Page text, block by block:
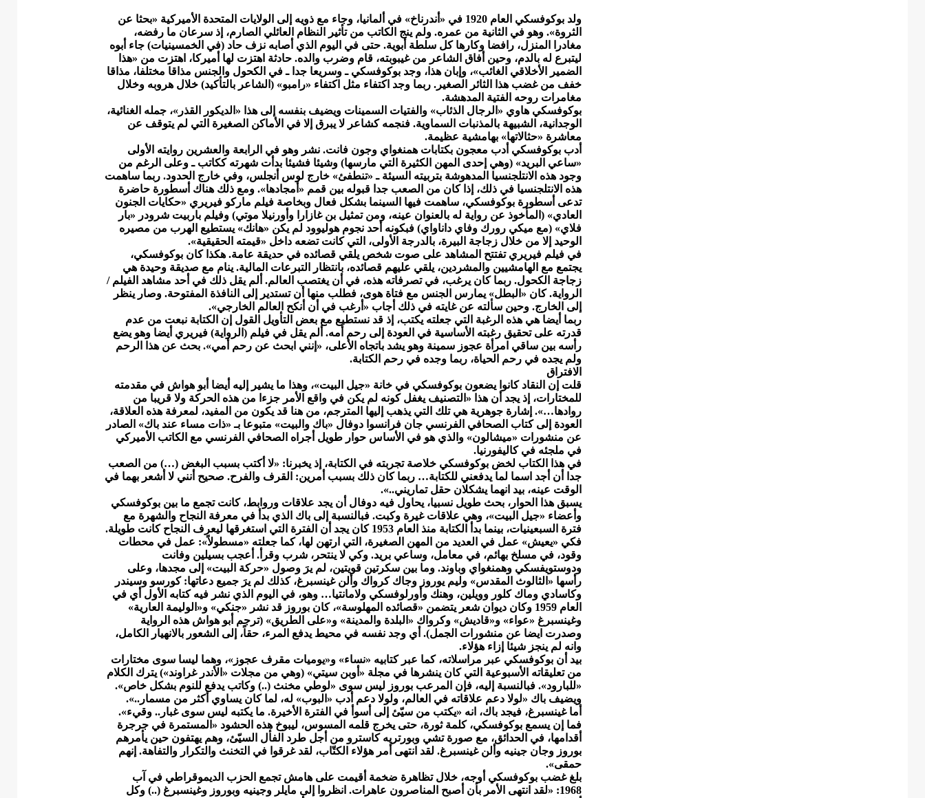
ولد بوكوفسكي العام 1920 في «أندرناخ» في ألمانيا، وجاء مع ذويه إلى الولايات المتحدة الأميركية «بحثا عن
الثروة». وهو في الثانية من عمره. ولم ينج الكاتب من تأثير النظام العائلي الصارم، إذ سرعان ما رفضه،
مغادرا المنزل، رافضا وكارها كل سلطة أبوية. حتى في اليوم الذي أصابه نزف حاد (في الخمسينيات) جاء أبوه
ليتبرع له بالدم، وحين أفاق الشاعر من غيبوبته، قام وضرب والده. حادثة اهتزت لها أميركا، اهتزت من «هذا
الضمير الأخلاقي الغائب»، وإبان هذا، وجد بوكوفسكي ـ وسريعا جدا ـ في الكحول والجنس مذاقا مختلفا، مذاقا
خفف من غضب هذا الثائر الصغير. ربما وجد اكتفاء مثل اكتفاء «رامبو» (الشاعر بالتأكيد) خلال هروبه وخلال
مغامرات روحه الفتية المدهشة.
بوكوفسكي هاوي «الرجال الذئاب» والفتيات السمينات ويضيف بنفسه إلى هذا «الديكور القذر»، جمله الغنائية،
الوجدانية، الشبيهة بالمذنبات السماوية. فنجمه كشاعر لا يبرق إلا في الأماكن الصغيرة التي لم يتوقف عن
معاشرة «حثالاتها» بهامشية عظيمة.
أدب بوكوفسكي أدب معجون بكتابات همنغواي وجون فانت. نشر وهو في الرابعة والعشرين روايته الأولى
«ساعي البريد» (وهي إحدى المهن الكثيرة التي مارسها) وشيئا فشيئا بدأت شهرته ككاتب ـ وعلى الرغم من
وجود هذه الانتلجنسيا المدهوشة بتربيته السيئة ـ «تنطفئ» خارج لوس أنجلس، وفي خارج الحدود. ربما ساهمت
هذه الانتلجنسيا في ذلك، إذا كان من الصعب جدا قبوله بين قمم «أمجادها». ومع ذلك هناك أسطورة حاضرة
تدعى أسطورة بوكوفسكي، ساهمت فيها السينما بشكل فعال وبخاصة فيلم ماركو فيريري «حكايات الجنون
العادي» (المأخوذ عن رواية له بالعنوان عينه، ومن تمثيل بن غازارا وأورنيلا موتي) وفيلم باربيت شرودر «بار
فلاي» (مع ميكي رورك وفاي داناواي) فبكونه أحد نجوم هوليوود لم يكن «هانك» يستطيع الهرب من مصيره
الوحيد إلا من خلال زجاجة البيرة، بالدرجة الأولى، التي كانت تضعه داخل «قيمته الحقيقية».
في فيلم فيريري تفتتح المشاهد على صوت شخص يلقي قصائده في حديقة عامة. هكذا كان بوكوفسكي،
يجتمع مع الهامشيين والمشردين، يلقي عليهم قصائده، بانتظار التبرعات المالية. ينام مع صديقة وحيدة هي
زجاجة الكحول. ربما كان يرغب، في تصرفاته هذه، في أن يغتصب العالم. ألم يقل ذلك في أحد مشاهد الفيلم /
الرواية. كان «البطل» يمارس الجنس مع فتاة هوى، فطلب منها أن تستدير إلى النافذة المفتوحة. وصار ينظر
إلى الخارج. وحين سألته عن غايته في ذلك أجاب «أرغب في أن أنكح العالم الخارجي».
ربما أيضا هي هذه الرغبة التي جعلته يكتب، إذ قد نستطيع مع بعض التأويل القول إن الكتابة نبعت من عدم
قدرته على تحقيق رغبته الأساسية في العودة إلى رحم أمه. ألم يقل في فيلم (الرواية) فيريري أيضا وهو يضع
رأسه بين ساقي امرأة عجوز سمينة وهو يشد باتجاه الأعلى، «إنني ابحث عن رحم أمي». بحث عن هذا الرحم
ولم يجده في رحم الحياة، ربما وجده في رحم الكتابة.
الافتراق
قلت إن النقاد كانوا يضعون بوكوفسكي في خانة «جيل البيت»، وهذا ما يشير إليه أيضا أبو هواش في مقدمته
للمختارات، إذ يجد أن هذا «التصنيف يغفل كونه لم يكن في واقع الأمر جزءا من هذه الحركة ولا قريبا من
روادها…». إشارة جوهرية هي تلك التي يذهب إليها المترجم، من هنا قد يكون من المفيد، لمعرفة هذه العلاقة،
العودة إلى كتاب الصحافي الفرنسي جان فرانسوا دوفال «باك والبيت» متبوعا بـ «ذات مساء عند باك» الصادر
عن منشورات «ميشالون» والذي هو في الأساس حوار طويل أجراه الصحافي الفرنسي مع الكاتب الأميركي
في ملجئه في كاليفورنيا.
في هذا الكتاب لخض بوكوفسكي خلاصة تجربته في الكتابة، إذ يخبرنا: «لا أكتب بسبب البغض (…) من الصعب
جدا أن أجد اسما لما يدفعني للكتابة… ربما كان ذلك بسبب أمرين: القرف والفرح. صحيح أنني لا أشعر بهما في
الوقت عينه، بيد انهما يشكلان حقل تماريني..».
يسبق هذا الحوار، بحث طويل نسبيا، يحاول فيه دوفال أن يجد علاقات وروابط، كانت تجمع ما بين بوكوفسكي
وأعضاء «جيل البيت»، وهي علاقات غيرة وكبت. فبالنسبة إلى باك الذي بدأ في معرفة النجاح والشهرة مع
فترة السبعينيات، بينما بدأ الكتابة منذ العام 1953 كان يجد أن الفترة التي استغرقها ليعرف النجاح كانت طويلة.
فكي «يعيش» عمل في العديد من المهن الصغيرة، التي ارتهن لها، كما جعلته «مسطولاً»: عمل في محطات
وقود، في مسلخ بهائم، في معامل، وساعي بريد. وكي لا ينتحر، شرب وقرأ. أعجب بسيلين وفانت
ودوستويفسكي وهمنغواي وباوند. وما بين سكرتين قويتين، لم يرَ وصول «حركة البيت» إلى مجدها، وعلى
رأسها «الثالوث المقدس» وليم يوروز وجاك كرواك وألن غينسبرغ، كذلك لم يرَ جميع دعاتها: كورسو وسيندر
وكاسادي وماك كلور وويلين، وهنك وأورلوفسكي ولامانتيا… وهو، في اليوم الذي نشر فيه كتابه الأول أي في
العام 1959 وكان ديوان شعر يتضمن «قصائده المهلوسة»، كان بوروز قد نشر «جنكي» و«الوليمة العارية»
وغينسبرغ «عواء» و«قاديش» وكرواك «البلدة والمدينة» و«على الطريق» (ترجم أبو هواش هذه الرواية
وصدرت ايضا عن منشورات الجمل). أي وجد نفسه في محيط يدفع المرء، حقاً، إلى الشعور بالانهيار الكامل،
وانه لم ينجز شيئا إزاء هؤلاء.
بيد أن بوكوفسكي عبر مراسلاته، كما عبر كتابيه «نساء» و«يوميات مقرف عجوز»، وهما ليسا سوى مختارات
من تعليقاته الأسبوعية التي كان ينشرها في مجلة «أوبن سيتي» (وهي من مجلات «الأندر غراوند») يترك الكلام
«للبارود». فبالنسبة إليه، فإن المرعب بوروز ليس سوى «لوطي مخنث (..) وكاتب يدفع للنوم بشكل خاص».
ويضيف باك «لولا دعم علاقاته في العالم، ولولا دعم أدب «البوب» له، لما كان يساوي أكثر من مسمار..».
أما غينسبرغ، فيجد باك، انه «يكتب من سيّئ إلى أسوأ في الفترة الأخيرة. ما يكتبه ليس سوى غبار.. وقيء».
فما إن يسمع بوكوفسكي، كلمة ثورة، حتى يخرج قلمه المسوس، ليبوخ هذه الحشود «المستمرة في جرجرة
أقدامها، في الحدائق، مع صورة تشي وبورتريه كاسترو من أجل طرد الفأل السيّئ، وهم يهتفون حين يأمرهم
بوروز وجان جينيه وألن غينسبرغ. لقد انتهى أمر هؤلاء الكتّاب، لقد غرقوا في التخنث والتكرار والتفاهة. إنهم
حمقى».
بلغ غضب بوكوفسكي أوجه، خلال تظاهرة ضخمة أقيمت على هامش تجمع الحزب الديموقراطي في آب
1968: «لقد انتهى الأمر بأن أصبح المناصرون عاهرات. انظروا إلى مايلر وجينيه وبوروز وغينسبرغ (..) وكل